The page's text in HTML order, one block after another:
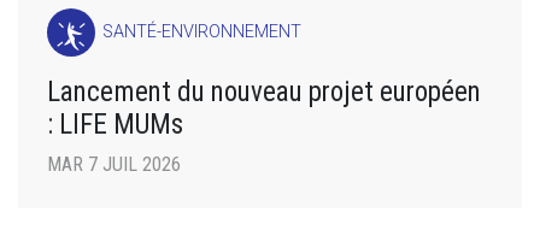
SANTÉ-ENVIRONNEMENT
Lancement du nouveau projet européen
: LIFE MUMs
MAR 7 JUIL 2026